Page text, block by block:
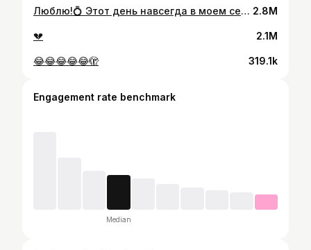
Люблю!💍 Этот день навсегда в моем сердечке! Все подробности в тгк: записки анечки 2.8M
💔 2.1M
😂😂😂😂😂🫣 319.1k
Engagement rate benchmark
Median